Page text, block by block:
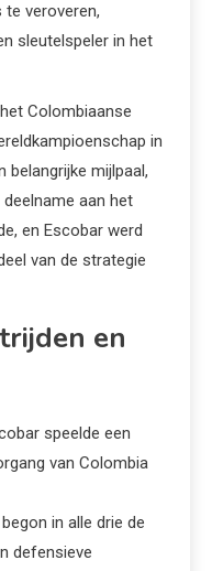
veroveren,
sleutelspeler in het
Colombiaanse
in
belangrijke mijlpaal,
deelname aan het
en Escobar werd
van de strategie
en
speelde een
van Colombia
in alle drie de
defensieve